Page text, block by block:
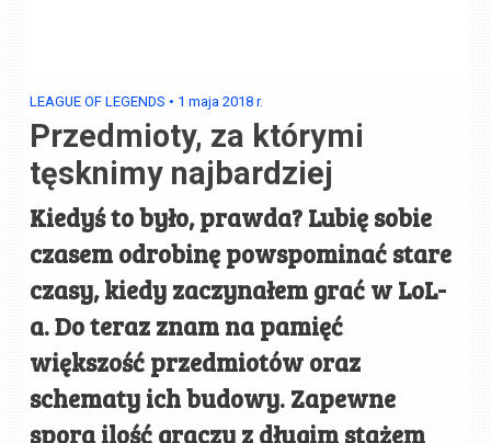
LEAGUE OF LEGENDS • 1 maja 2018 r.
Przedmioty, za którymi
tęsknimy najbardziej
Kiedyś to było, prawda? Lubię sobie
czasem odrobinę powspominać stare
czasy, kiedy zaczynałem grać w LoL-
a. Do teraz znam na pamięć
większość przedmiotów oraz
schematy ich budowy. Zapewne
spora ilość graczy z długim stażem